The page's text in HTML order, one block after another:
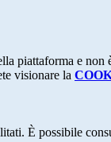
piattaforma e non
visionare la
È possibile